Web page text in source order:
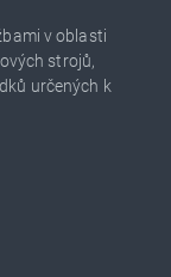
v oblasti
strojů,
určených k